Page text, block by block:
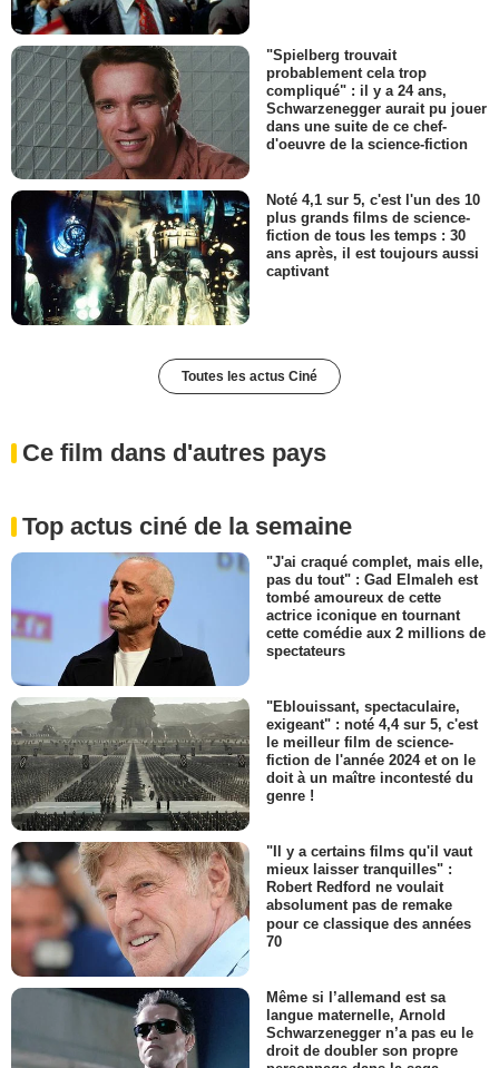
"Spielberg trouvait
probablement cela trop
compliqué" : il y a 24 ans,
Schwarzenegger aurait pu jouer
dans une suite de ce chef-
d'oeuvre de la science-fiction
Noté 4,1 sur 5, c'est l'un des 10
plus grands films de science-
fiction de tous les temps : 30
ans après, il est toujours aussi
captivant
Toutes les actus Ciné
Ce film dans d'autres pays
Top actus ciné de la semaine
"J'ai craqué complet, mais elle,
pas du tout" : Gad Elmaleh est
tombé amoureux de cette
actrice iconique en tournant
cette comédie aux 2 millions de
spectateurs
"Eblouissant, spectaculaire,
exigeant" : noté 4,4 sur 5, c'est
le meilleur film de science-
fiction de l'année 2024 et on le
doit à un maître incontesté du
genre !
"Il y a certains films qu'il vaut
mieux laisser tranquilles" :
Robert Redford ne voulait
absolument pas de remake
pour ce classique des années
70
Même si l’allemand est sa
langue maternelle, Arnold
Schwarzenegger n’a pas eu le
droit de doubler son propre